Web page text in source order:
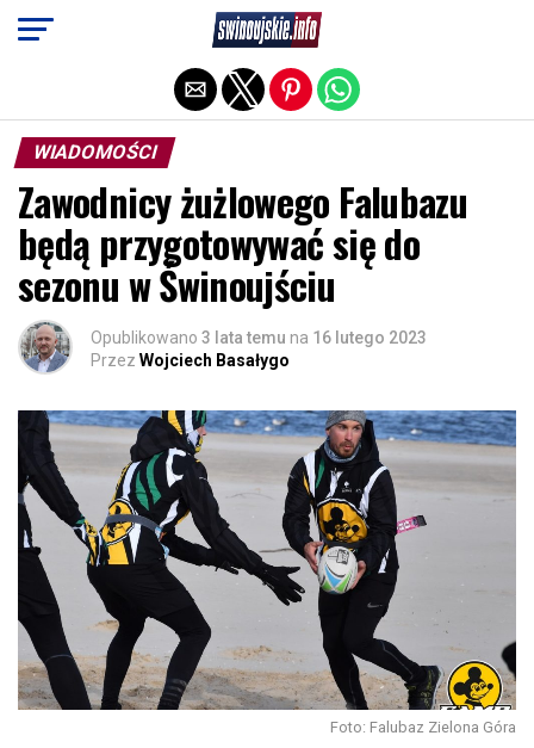
WIADOMOŚCI
Zawodnicy żużlowego Falubazu
będą przygotowywać się do
sezonu w Świnoujściu
Opublikowano 3 lata temu na 16 lutego 2023
Przez Wojciech Basałygo
Foto: Falubaz Zielona Góra
Exit mobile version